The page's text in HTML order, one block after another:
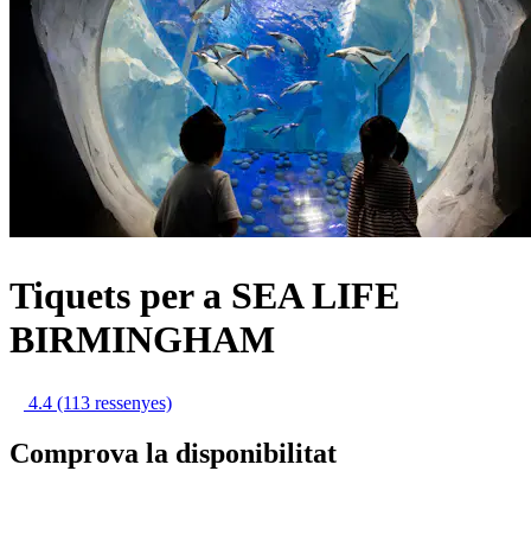
Tiquets per a SEA LIFE
BIRMINGHAM
4.4 (113 ressenyes)
Comprova la disponibilitat